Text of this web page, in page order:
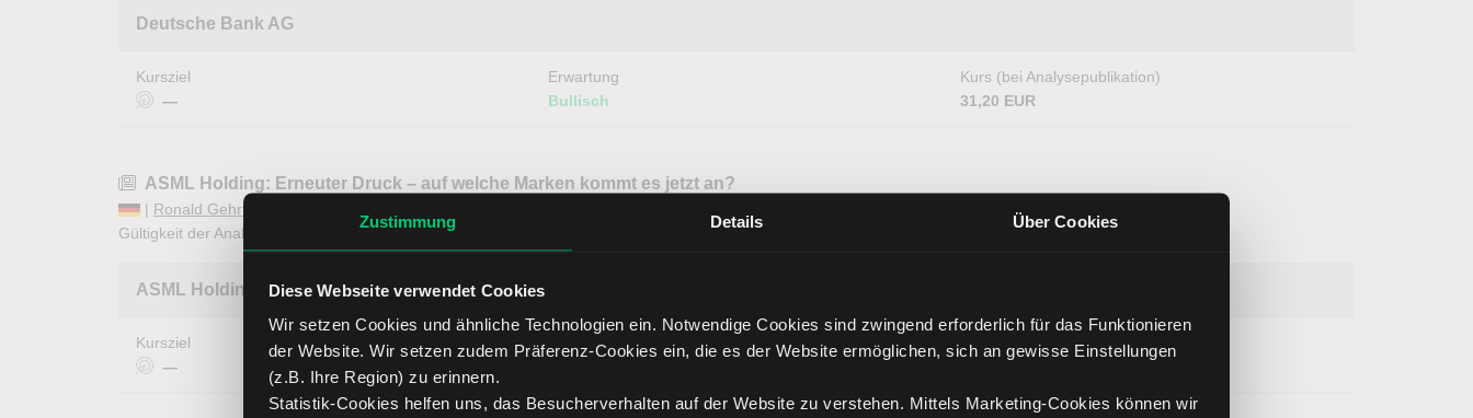
Zustimmung Details Über Cookies
Diese Webseite verwendet Cookies
Wir setzen Cookies und ähnliche Technologien ein. Notwendige Cookies sind zwingend erforderlich für das Funktionieren
der Website. Wir setzen zudem Präferenz-Cookies ein, die es der Website ermöglichen, sich an gewisse Einstellungen
(z.B. Ihre Region) zu erinnern.
Statistik-Cookies helfen uns, das Besucherverhalten auf der Website zu verstehen. Mittels Marketing-Cookies können wir
Deutsche Bank AG
Kursziel
—
Erwartung
Bullisch
Kurs (bei Analysepublikation)
31,20 EUR
ASML Holding: Erneuter Druck – auf welche Marken kommt es jetzt an?
| Ronald Gehrt
Gültigkeit der Analyse:
1 Woche abgelaufen
ASML Holding
Kursziel
—
Erwartung
Kurs (bei Analysepublikation)